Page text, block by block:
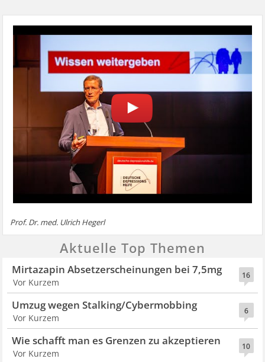
Prof. Dr. med. Ulrich Hegerl
Aktuelle Top Themen
16
Mirtazapin Absetzerscheinungen bei 7,5mg
Vor Kurzem
6
Umzug wegen Stalking/Cybermobbing
Vor Kurzem
10
Wie schafft man es Grenzen zu akzeptieren
Vor Kurzem